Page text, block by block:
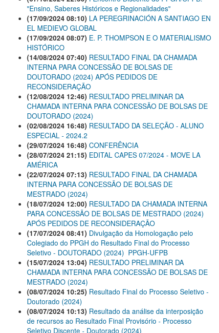
"Ensino, Saberes Históricos e Regionalidades"
(17/09/2024 08:10) LA PEREGRINACIÓN A SANTIAGO EN
EL MEDIEVO GLOBAL
(17/09/2024 08:07) E. P. THOMPSON E O MATERIALISMO
HISTÓRICO
(14/08/2024 07:40) RESULTADO FINAL DA CHAMADA
INTERNA PARA CONCESSÃO DE BOLSAS DE
DOUTORADO (2024) APÓS PEDIDOS DE
RECONSIDERAÇÃO
(12/08/2024 12:46) RESULTADO PRELIMINAR DA
CHAMADA INTERNA PARA CONCESSÃO DE BOLSAS DE
DOUTORADO (2024)
(02/08/2024 16:48) RESULTADO DA SELEÇÃO - ALUNO
ESPECIAL - 2024.2
(29/07/2024 16:48) CONFERÊNCIA
(28/07/2024 21:15) EDITAL CAPES 07/2024 - MOVE LA
AMÉRICA
(22/07/2024 07:13) RESULTADO FINAL DA CHAMADA
INTERNA PARA CONCESSÃO DE BOLSAS DE
MESTRADO (2024)
(18/07/2024 12:00) RESULTADO DA CHAMADA INTERNA
PARA CONCESSÃO DE BOLSAS DE MESTRADO (2024)
APÓS PEDIDOS DE RECONSIDERAÇÃO
(17/07/2024 08:41) Divulgação da Homologação pelo
Colegiado do PPGH do Resultado Final do Processo
Seletivo - DOUTORADO (2024)  PPGH-UFPB
(15/07/2024 13:04) RESULTADO PRELIMINAR DA
CHAMADA INTERNA PARA CONCESSÃO DE BOLSAS DE
MESTRADO (2024)
(08/07/2024 10:25) Resultado Final do Processo Seletivo -
Doutorado (2024)
(08/07/2024 10:13) Resultado da análise da interposição
de recursos ao Resultado Final Provisório - Processo
Seletivo Discente - Doutorado (2024)